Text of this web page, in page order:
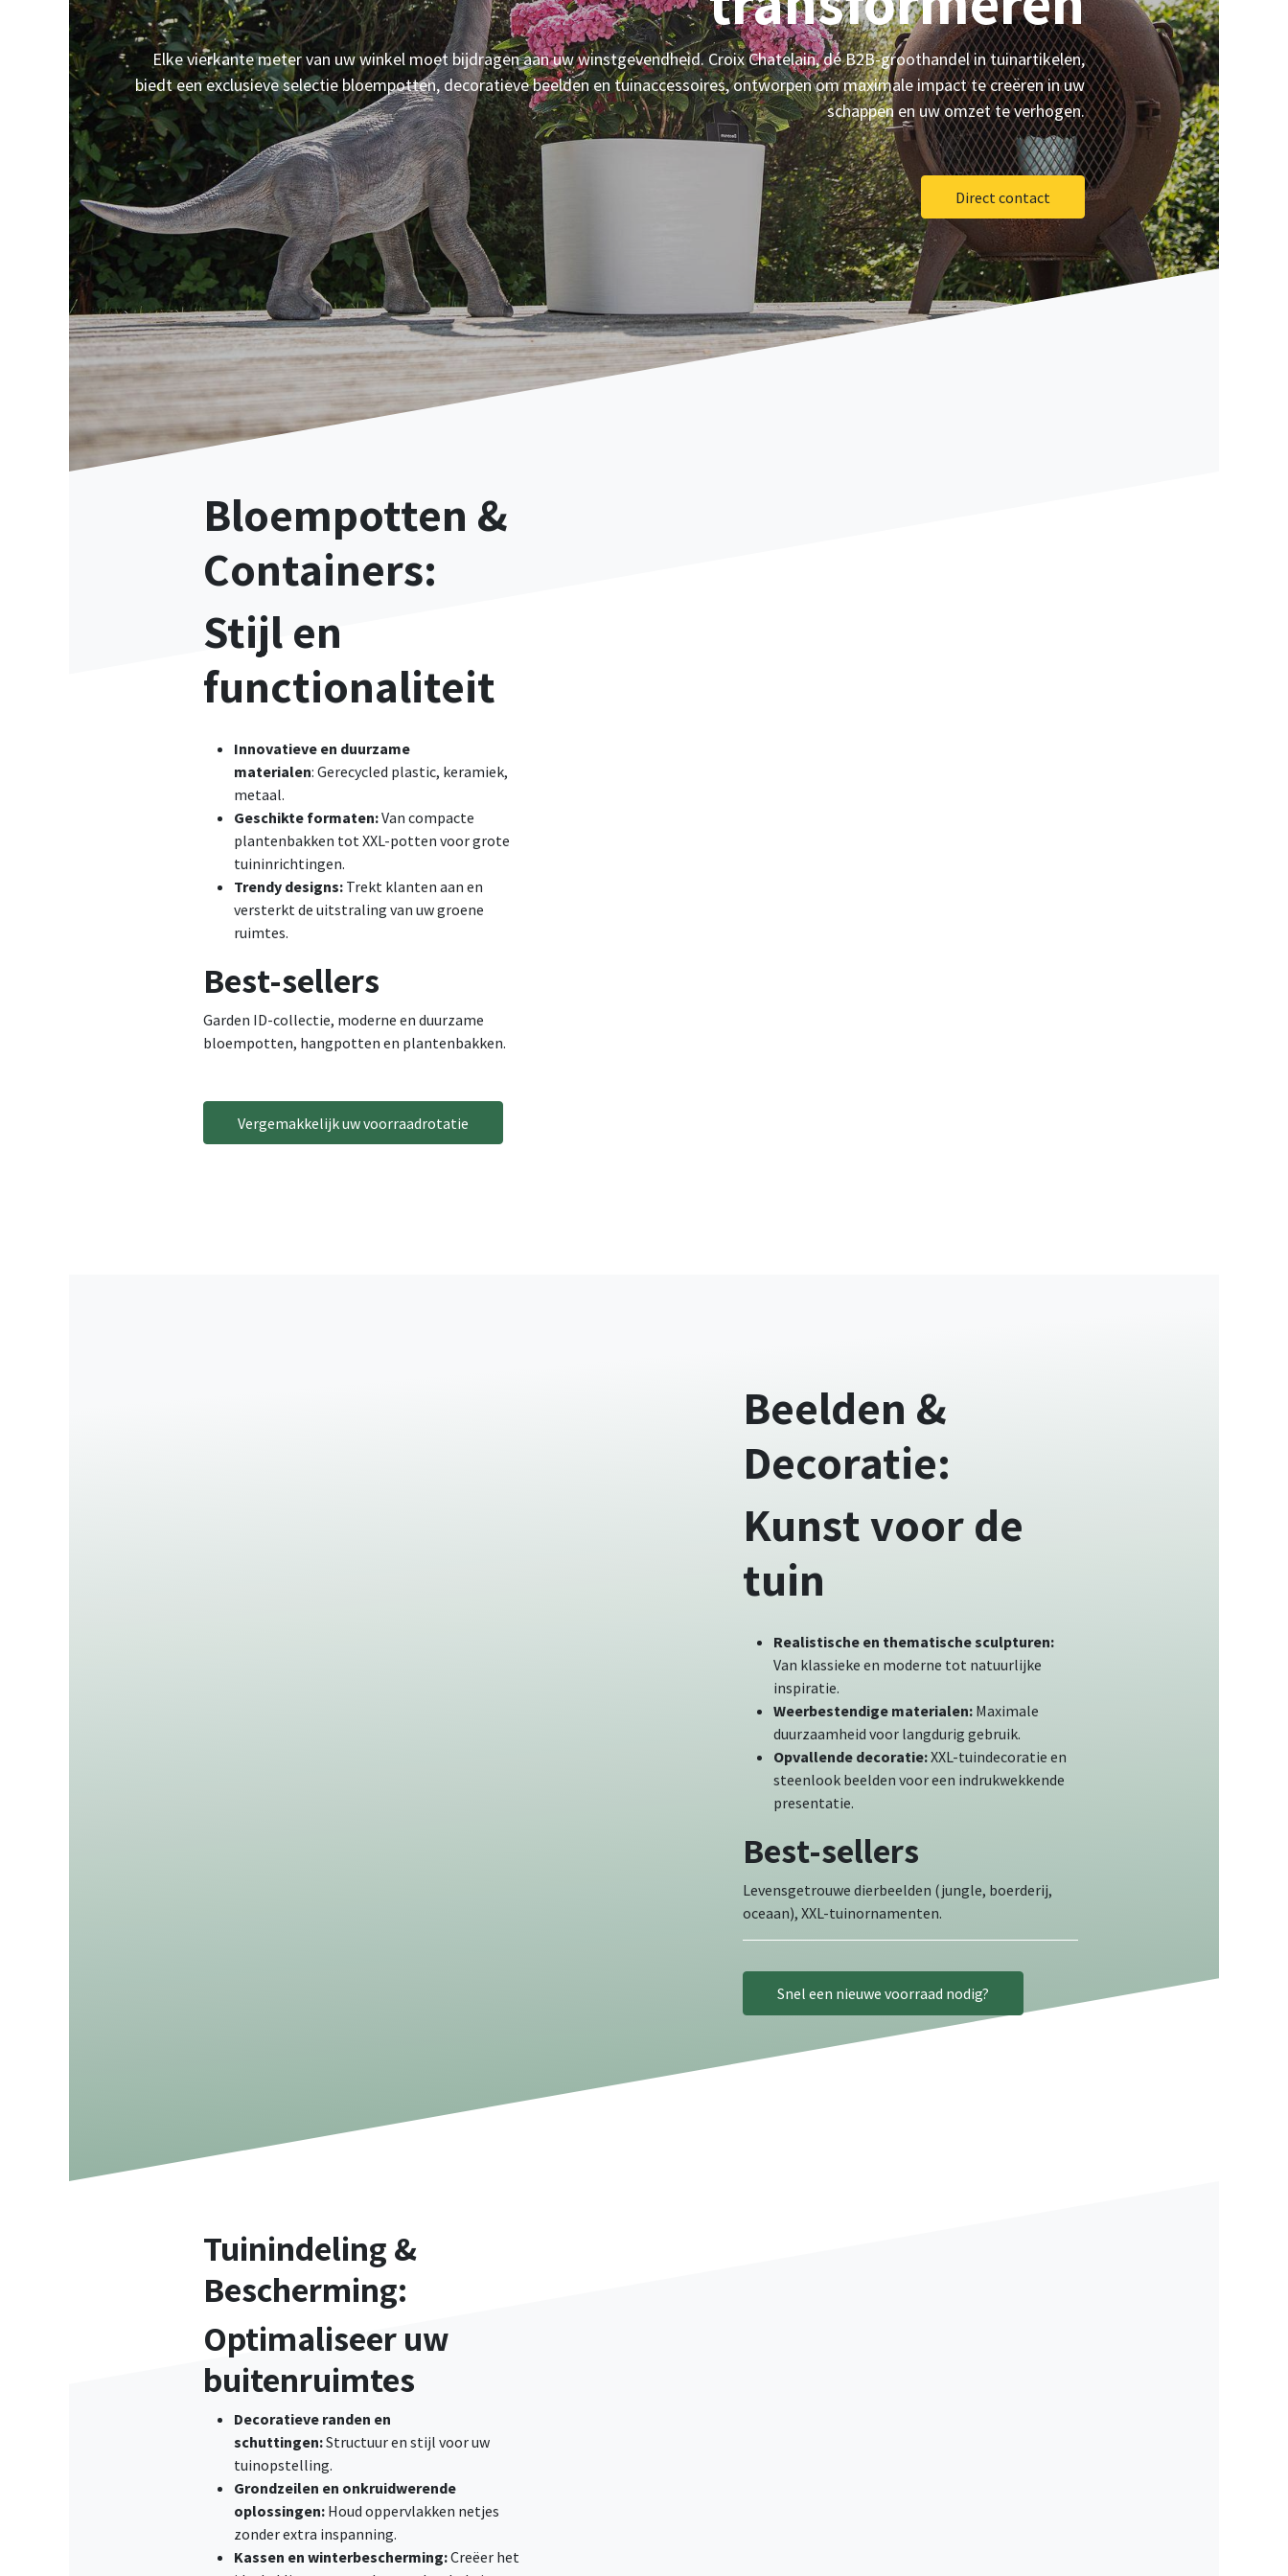
Elke vierkante meter van uw winkel moet bijdragen aan uw winstgevendheid. Croix Chatelain, dé B2B-groothandel in tuinartikelen,
biedt een exclusieve selectie bloempotten, decoratieve beelden en tuinaccessoires, ontworpen om maximale impact te creëren in uw
schappen en uw omzet te verhogen.
Direct contact
Bloempotten &
Containers:
Stijl en
functionaliteit
Innovatieve en duurzame
materialen: Gerecycled plastic, keramiek,
metaal.​
Geschikte formaten:Van compacte
plantenbakken tot XXL-potten voor grote
tuininrichtingen.
Trendy designs: Trekt klanten aan en
versterkt de uitstraling van uw groene
ruimtes.
Best-sellers
Garden ID-collectie, moderne en duurzame
bloempotten, hangpotten en plantenbakken.
Vergemakkelijk uw voorraadrotatie
Beelden &
Decoratie:
Kunst voor de
tuin
Realistische en thematische sculpturen:
Van klassieke en moderne tot natuurlijke
inspiratie.
Weerbestendige materialen:Maximale
duurzaamheid voor langdurig gebruik.​
Opvallende decoratie:XXL-tuindecoratie en
steenlook beelden voor een indrukwekkende
presentatie.
Best-sellers
Levensgetrouwe dierbeelden (jungle, boerderij,
oceaan), XXL-tuinornamenten.
Snel een nieuwe voorraad nodig?
Tuinindeling &
Bescherming:
Optimaliseer uw
buitenruimtes
Decoratieve randen en
schuttingen:Structuur en stijl voor uw
tuinopstelling.
Grondzeilen en onkruidwerende
oplossingen: Houd oppervlakken netjes
zonder extra inspanning.
Kassen en winterbescherming:Creëer het